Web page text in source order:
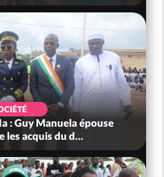
: Guy Manuela épouse
les acquis du d...